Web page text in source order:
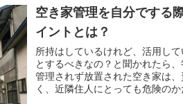
空き家管理を自分でする
イントとは？
所持はしているけれど、活用し
とするべきなの？と聞かれたら
管理されず放置された空き家は
く、近隣住人にとっても危険のか